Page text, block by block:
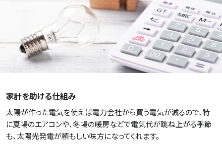
家計を助ける仕組み
太陽が作った電気を使えば電力会社から買う電気が減るので、特
に夏場のエアコンや、冬場の暖房などで電気代が跳ね上がる季節
も、太陽光発電が頼もしい味方になってくれます。